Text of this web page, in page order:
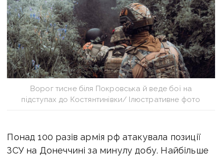
Ворог тисне біля Покровська й веде бої на
підступах до Костянтинівки/ Ілюстративне фото
Понад 100 разів армія рф атакувала позиції
ЗСУ на Донеччині за минулу добу. Найбільше